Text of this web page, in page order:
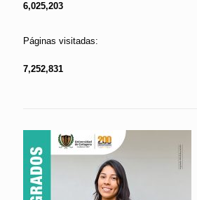
6,025,203
Páginas visitadas:
7,252,831